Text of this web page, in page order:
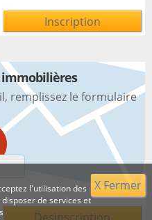
remplissez le formulaire
X Fermer
l'utilisation des
de services et